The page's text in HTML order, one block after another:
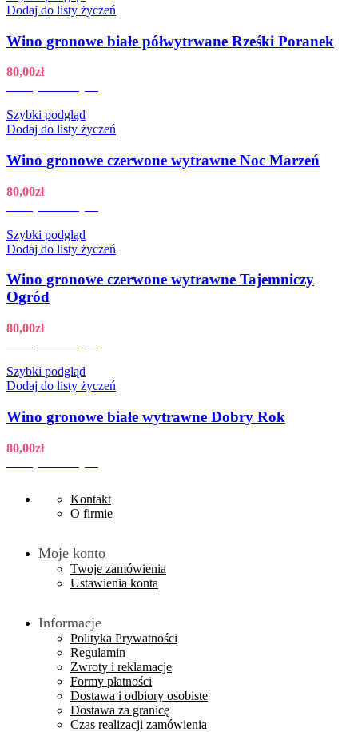
Dodaj do listy życzeń
Wino gronowe białe półwytrwane Rześki Poranek
80,00zł
Szybki podgląd
Dodaj do listy życzeń
Wino gronowe czerwone wytrawne Noc Marzeń
80,00zł
Szybki podgląd
Dodaj do listy życzeń
Wino gronowe czerwone wytrawne Tajemniczy
Ogród
80,00zł
Szybki podgląd
Dodaj do listy życzeń
Wino gronowe białe wytrawne Dobry Rok
80,00zł
Kontakt
O firmie
Moje konto
Twoje zamówienia
Ustawienia konta
Informacje
Polityka Prywatności
Regulamin
Zwroty i reklamacje
Formy płatności
Dostawa i odbiory osobiste
Dostawa za granicę
Czas realizacji zamówienia